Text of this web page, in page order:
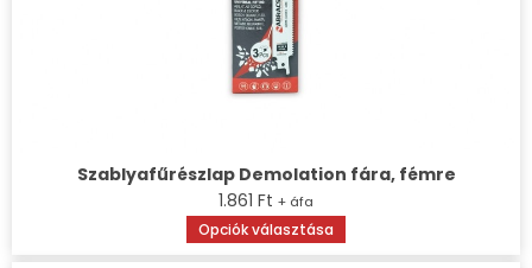
Szablyafűrészlap Demolation fára, fémre
1.861 Ft + áfa
Opciók választása